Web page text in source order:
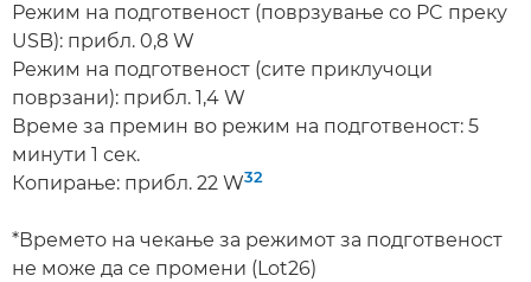
Режим на подготвеност (поврзување со PC преку
USB): прибл. 0,8 W
Режим на подготвеност (сите приклучоци
поврзани): прибл. 1,4 W
Време за премин во режим на подготвеност: 5
минути 1 сек.
Копирање: прибл. 22 W32
*Времето на чекање за режимот за подготвеност
не може да се промени (Lot26)